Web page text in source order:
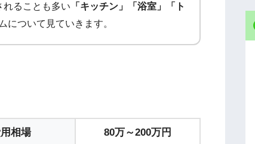
れることも多い 「キッチン」「浴室」「ト
について見ていきます。
相場 80万～200万円